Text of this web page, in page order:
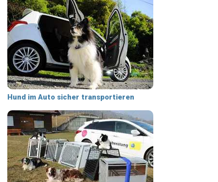
Hund im Auto sicher transportieren